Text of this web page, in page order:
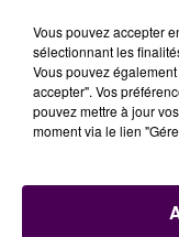
31
11
Vous pouvez accepter
sélectionnant les
Vous pouvez
accepter". Vos
pouvez mettre à jour
moment via le lien